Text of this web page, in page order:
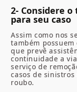
2- Considere
para seu caso
Assim como nos
também
que prevê
continuidade a
serviço de
casos de
roubo.